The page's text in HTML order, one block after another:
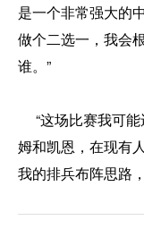
是一个非常强大的
做个二选一，我会
谁。”
“这场比赛我可
姆和凯恩，在现有
我的排兵布阵思路